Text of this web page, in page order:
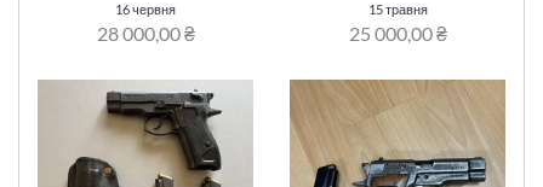
16 червня
28 000,00 ₴
15 травня
25 000,00 ₴